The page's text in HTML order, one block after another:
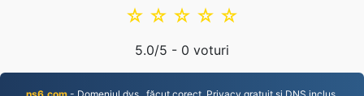
☆
☆
☆
☆
☆
5.0/5 - 0 voturi